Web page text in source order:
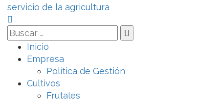
Inicio
Empresa
Política de Gestión
Cultivos
Frutales